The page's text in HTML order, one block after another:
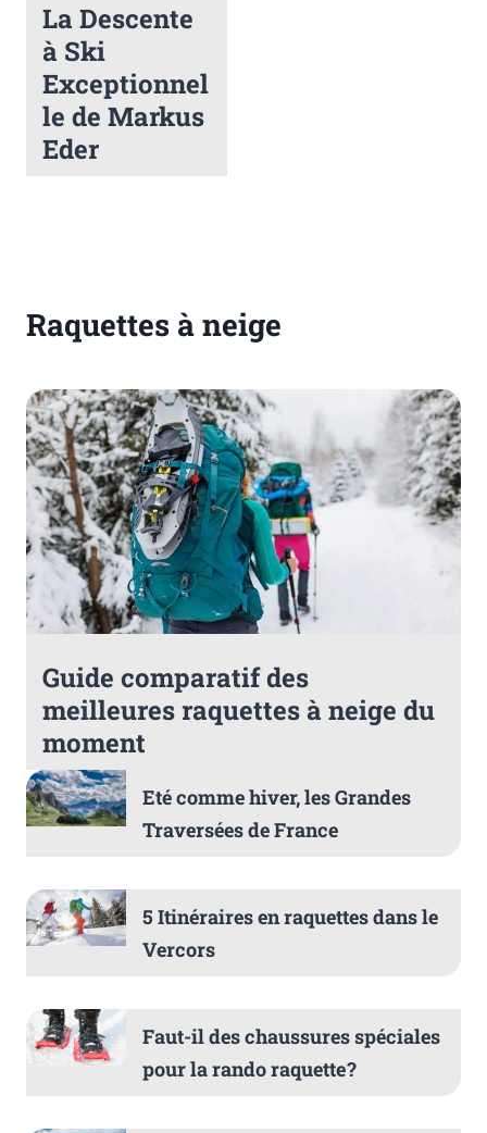
La Descente
à Ski
Exceptionnel
le de Markus
Eder
Raquettes à neige
Guide comparatif des
meilleures raquettes à neige du
moment
Eté comme hiver, les Grandes
Traversées de France
5 Itinéraires en raquettes dans le
Vercors
Faut-il des chaussures spéciales
pour la rando raquette ?